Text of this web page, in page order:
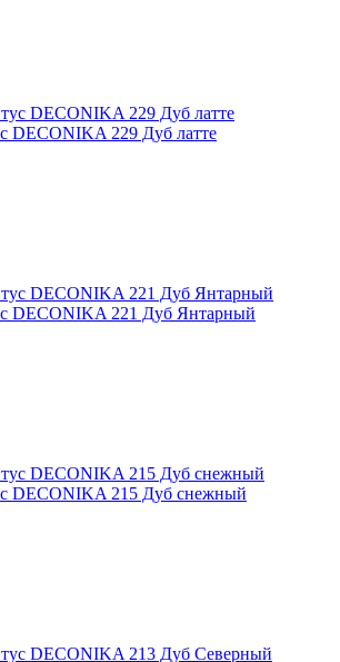
DECONIKA 229 Дуб латте
DECONIKA 221 Дуб Янтарный
DECONIKA 215 Дуб снежный